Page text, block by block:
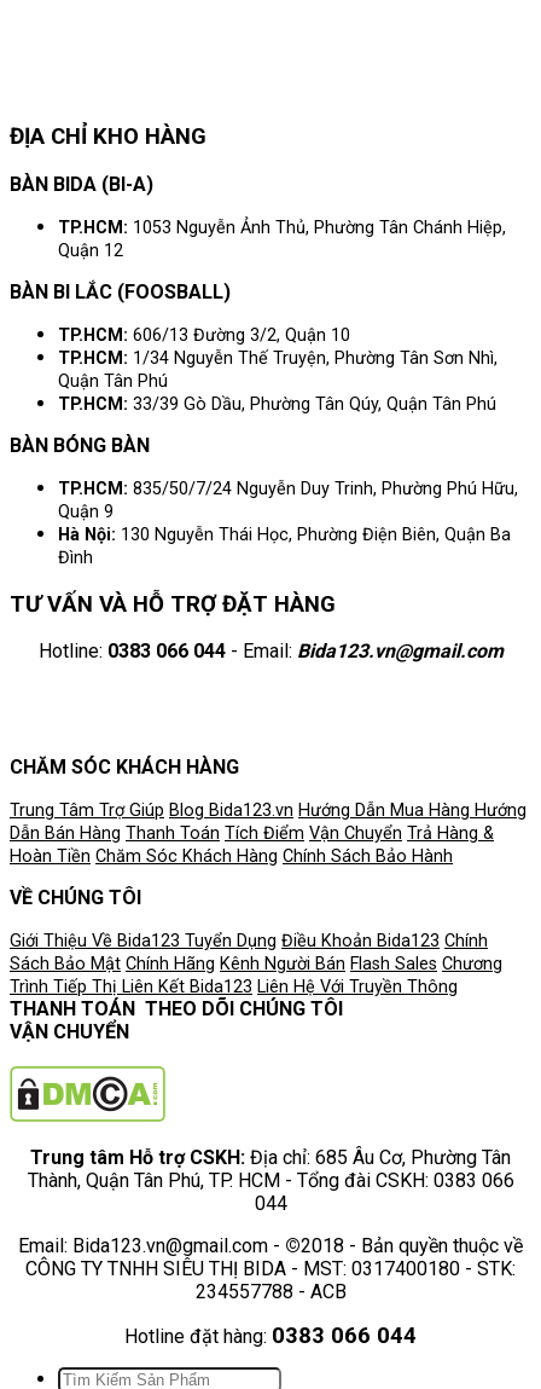
ĐỊA CHỈ KHO HÀNG
BÀN BIDA (BI-A)
TP.HCM: 1053 Nguyễn Ảnh Thủ, Phường Tân Chánh Hiệp,
Quận 12
BÀN BI LẮC (FOOSBALL)
TP.HCM: 606/13 Đường 3/2, Quận 10
TP.HCM: 1/34 Nguyễn Thế Truyện, Phường Tân Sơn Nhì,
Quận Tân Phú
TP.HCM: 33/39 Gò Dầu, Phường Tân Qúy, Quận Tân Phú
BÀN BÓNG BÀN
TP.HCM: 835/50/7/24 Nguyễn Duy Trinh, Phường Phú Hữu,
Quận 9
Hà Nội: 130 Nguyễn Thái Học, Phường Điện Biên, Quận Ba
Đình
TƯ VẤN VÀ HỖ TRỢ ĐẶT HÀNG
Hotline: 0383 066 044- Email: Bida123.vn@gmail.com
CHĂM SÓC KHÁCH HÀNG
Trung Tâm Trợ Giúp Blog Bida123.vn Hướng Dẫn Mua Hàng Hướng
Dẫn Bán Hàng Thanh Toán Tích Điểm Vận Chuyển Trả Hàng &
Hoàn Tiền Chăm Sóc Khách Hàng Chính Sách Bảo Hành
VỀ CHÚNG TÔI
Giới Thiệu Về Bida123 Tuyển Dụng Điều Khoản Bida123 Chính
Sách Bảo Mật Chính Hãng Kênh Người Bán Flash Sales Chương
Trình Tiếp Thị Liên Kết Bida123 Liên Hệ Với Truyền Thông
THANH TOÁN THEO DÕI CHÚNG TÔI
VẬN CHUYỂN
Trung tâm Hỗ trợ CSKH: Địa chỉ: 685 Âu Cơ, Phường Tân
Thành, Quận Tân Phú, TP. HCM - Tổng đài CSKH: 0383 066
044
Email: Bida123.vn@gmail.com - ©2018 - Bản quyền thuộc về
CÔNG TY TNHH SIÊU THỊ BIDA - MST: 0317400180 - STK:
234557788 - ACB
Hotline đặt hàng: 0383 066 044
Tìm